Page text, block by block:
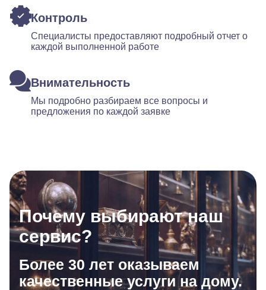
Контроль
Специалисты предоставляют подробный отчет о
каждой выполненной работе
Внимательность
Мы подробно разбираем все вопросы и
предложения по каждой заявке
Почему выбирают наш
сервис?
Более 30 лет оказываем
качественные услуги на дому.